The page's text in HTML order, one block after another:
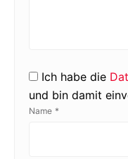
Ich habe die
und bin damit
Name *